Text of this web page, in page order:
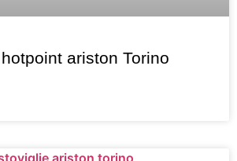
ariston Torino